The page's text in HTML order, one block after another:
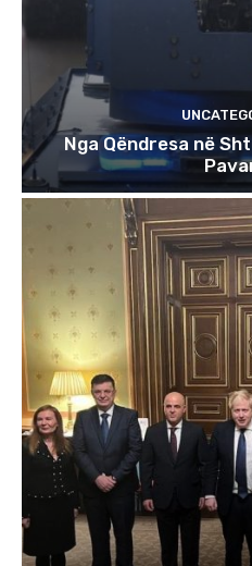
Nga Qëndresa në